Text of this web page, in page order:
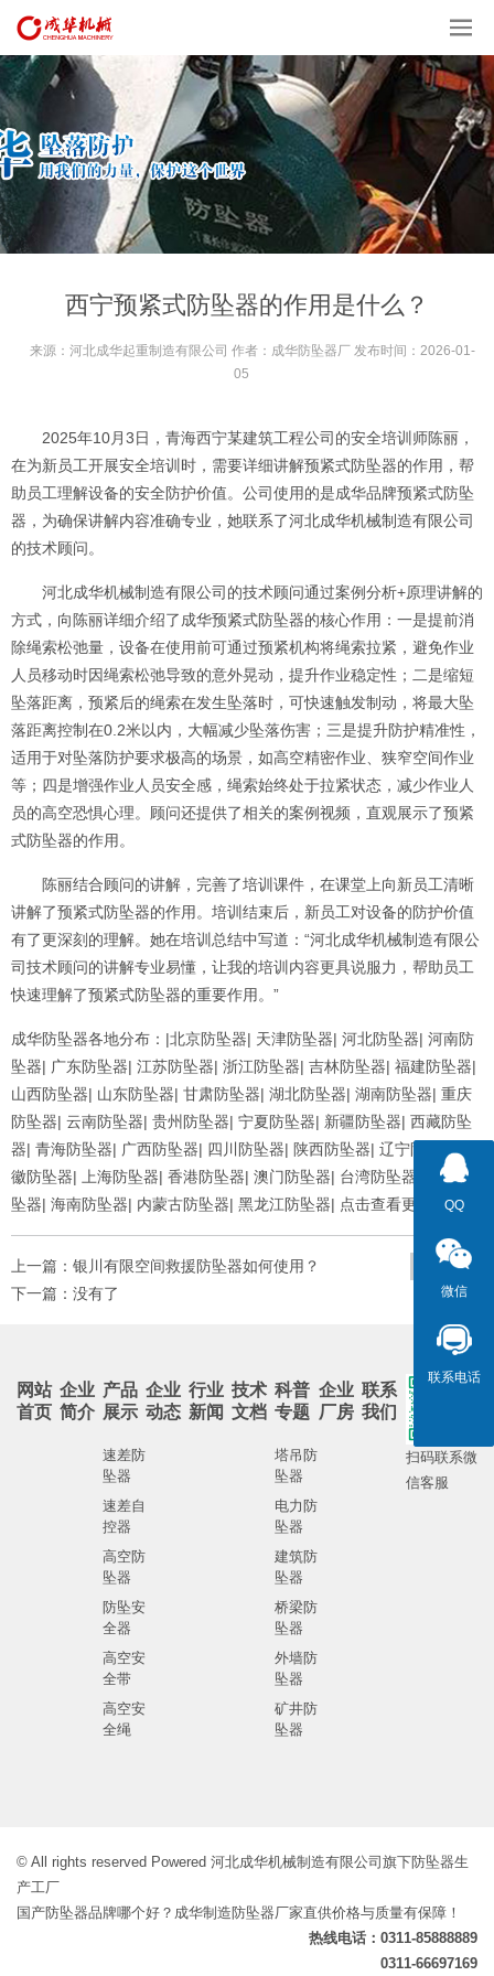
西宁预紧式防坠器的作用是什么？
来源：河北成华起重制造有限公司 作者：成华防坠器厂 发布时间：2026-01-
05
2025年10月3日，青海西宁某建筑工程公司的安全培训师陈丽，
在为新员工开展安全培训时，需要详细讲解预紧式防坠器的作用，帮
助员工理解设备的安全防护价值。公司使用的是成华品牌预紧式防坠
器，为确保讲解内容准确专业，她联系了河北成华机械制造有限公司
的技术顾问。
河北成华机械制造有限公司的技术顾问通过案例分析+原理讲解的
方式，向陈丽详细介绍了成华预紧式防坠器的核心作用：一是提前消
除绳索松弛量，设备在使用前可通过预紧机构将绳索拉紧，避免作业
人员移动时因绳索松弛导致的意外晃动，提升作业稳定性；二是缩短
坠落距离，预紧后的绳索在发生坠落时，可快速触发制动，将最大坠
落距离控制在0.2米以内，大幅减少坠落伤害；三是提升防护精准性，
适用于对坠落防护要求极高的场景，如高空精密作业、狭窄空间作业
等；四是增强作业人员安全感，绳索始终处于拉紧状态，减少作业人
员的高空恐惧心理。顾问还提供了相关的案例视频，直观展示了预紧
式防坠器的作用。
陈丽结合顾问的讲解，完善了培训课件，在课堂上向新员工清晰
讲解了预紧式防坠器的作用。培训结束后，新员工对设备的防护价值
有了更深刻的理解。她在培训总结中写道：“河北成华机械制造有限公
司技术顾问的讲解专业易懂，让我的培训内容更具说服力，帮助员工
快速理解了预紧式防坠器的重要作用。”
成华防坠器各地分布：|北京防坠器| 天津防坠器| 河北防坠器| 河南防
坠器| 广东防坠器| 江苏防坠器| 浙江防坠器| 吉林防坠器| 福建防坠器|
山西防坠器| 山东防坠器| 甘肃防坠器| 湖北防坠器| 湖南防坠器| 重庆
防坠器| 云南防坠器| 贵州防坠器| 宁夏防坠器| 新疆防坠器| 西藏防坠
器| 青海防坠器| 广西防坠器| 四川防坠器| 陕西防坠器| 辽宁防坠器|
徽防坠器| 上海防坠器| 香港防坠器| 澳门防坠器| 台湾防坠器
江西防
坠器| 海南防坠器| 内蒙古防坠器| 黑龙江防坠器| 点击查看更多...
查看更多
上一篇： 银川有限空间救援防坠器如何使用？
下一篇：没有了
QQ
微信
联系电话
网站
首页
企业
简介
产品
展示
速差防
坠器
速差自
控器
高空防
坠器
防坠安
全器
高空安
全带
高空安
全绳
企业
动态
行业
新闻
技术
文档
科普
专题
塔吊防
坠器
电力防
坠器
建筑防
坠器
桥梁防
坠器
外墙防
坠器
矿井防
坠器
企业
厂房
联系
我们
扫码联系微
信客服
QQ
微信
联系电话
© All rights reserved Powered 河北成华机械制造有限公司旗下防坠器生
产工厂
国产防坠器品牌哪个好？成华制造防坠器厂家直供价格与质量有保障！
热线电话：0311-85888889
0311-66697169